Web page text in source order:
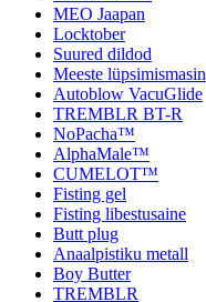
MEO Jaapan
Locktober
Suured dildod
Meeste lüpsimismasin
Autoblow VacuGlide
TREMBLR BT-R
NoPacha™
AlphaMale™
CUMELOT™
Fisting gel
Fisting libestusaine
Butt plug
Anaalpistiku metall
Boy Butter
TREMBLR